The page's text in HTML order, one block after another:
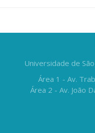
Universidade de
Área 1 - Av.
Área 2 - Av. João